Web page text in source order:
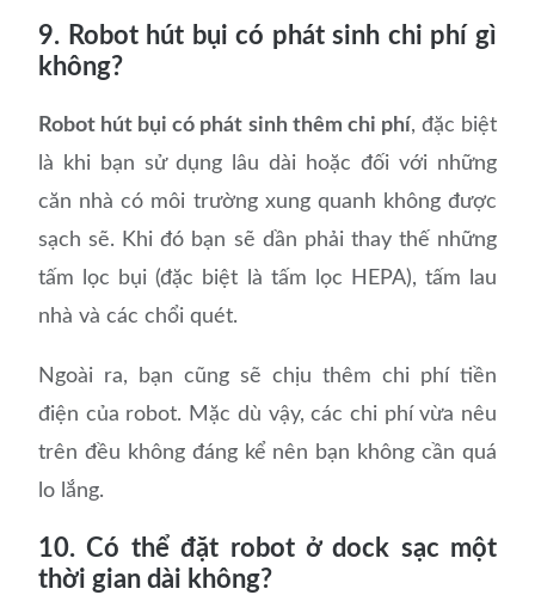
9. Robot hút bụi có phát sinh chi phí gì
không?
Robot hút bụi có phát sinh thêm chi phí, đặc biệt
là khi bạn sử dụng lâu dài hoặc đối với những
căn nhà có môi trường xung quanh không được
sạch sẽ. Khi đó bạn sẽ dần phải thay thế những
tấm lọc bụi (đặc biệt là tấm lọc HEPA), tấm lau
nhà và các chổi quét.
Ngoài ra, bạn cũng sẽ chịu thêm chi phí tiền
điện của robot. Mặc dù vậy, các chi phí vừa nêu
trên đều không đáng kể nên bạn không cần quá
lo lắng.
10. Có thể đặt robot ở dock sạc một
thời gian dài không?